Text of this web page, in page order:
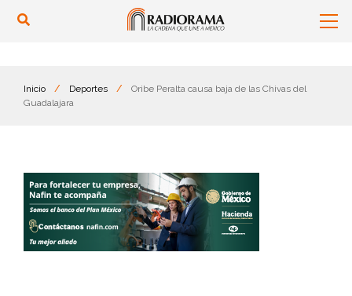
Inicio / Deportes /
Oribe Peralta causa baja de las Chivas del
Guadalajara